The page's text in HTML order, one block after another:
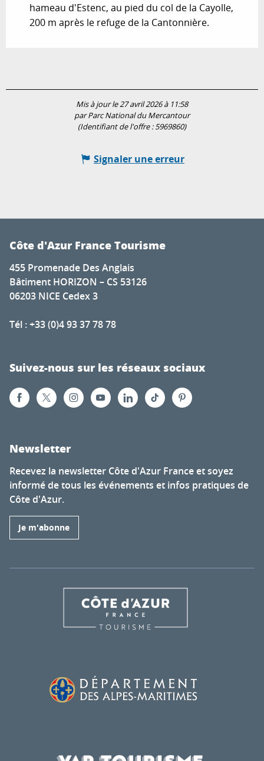
hameau d'Estenc, au pied du col de la Cayolle,
200 m après le refuge de la Cantonnière.
Mis à jour le 27 avril 2026 à 11:58
par Parc National du Mercantour
(Identifiant de l'offre :5969860)
Signaler une erreur
Côte d'Azur France Tourisme
455 Promenade Des Anglais
Bâtiment HORIZON – CS 53126
06203 NICE Cedex 3
Tél : +33 (0)4 93 37 78 78
Suivez-nous sur les réseaux sociaux
Newsletter
Recevez la newsletter Côte d'Azur France et soyez
informé de tous les événements et infos pratiques de
Côte d'Azur.
Je m'abonne